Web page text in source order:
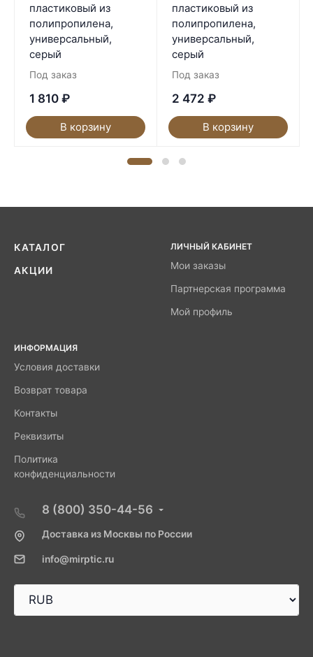
пластиковый из
полипропилена,
универсальный,
серый
Под заказ
1 810 ₽
В корзину
пластиковый из
полипропилена,
универсальный,
серый
Под заказ
2 472 ₽
В корзину
КАТАЛОГ
АКЦИИ
ЛИЧНЫЙ КАБИНЕТ
Мои заказы
Партнерская программа
Мой профиль
ИНФОРМАЦИЯ
Условия доставки
Возврат товара
Контакты
Реквизиты
Политика
конфиденциальности
8 (800) 350-44-56
Доставка из Москвы по России
info@mirptic.ru